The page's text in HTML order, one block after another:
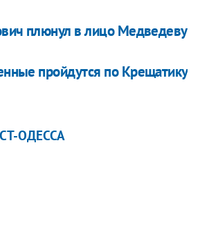
плюнул в лицо Медведеву
пройдутся по Крещатику
ОДЕССА